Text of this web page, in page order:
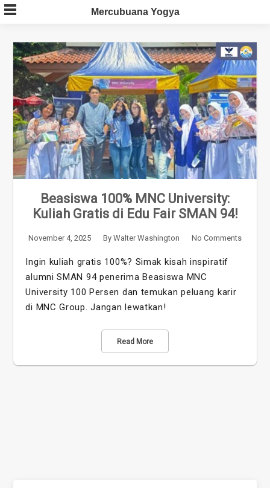
Skip
to
Mercubuana Yogya
Beasiswa 100% MNC University:
Kuliah Gratis di Edu Fair SMAN 94!
November 4, 2025 By Walter Washington No Comments
Ingin kuliah gratis 100%? Simak kisah inspiratif
alumni SMAN 94 penerima Beasiswa MNC
University 100 Persen dan temukan peluang karir
di MNC Group. Jangan lewatkan!
Read More